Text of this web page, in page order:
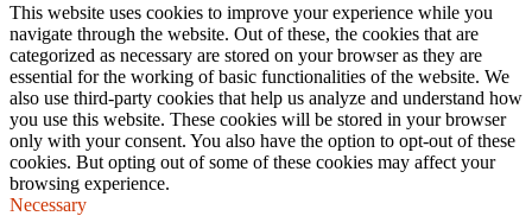
This website uses cookies to improve your experience while you
navigate through the website. Out of these, the cookies that are
categorized as necessary are stored on your browser as they are
essential for the working of basic functionalities of the website. We
also use third-party cookies that help us analyze and understand how
you use this website. These cookies will be stored in your browser
only with your consent. You also have the option to opt-out of these
cookies. But opting out of some of these cookies may affect your
browsing experience.
Necessary